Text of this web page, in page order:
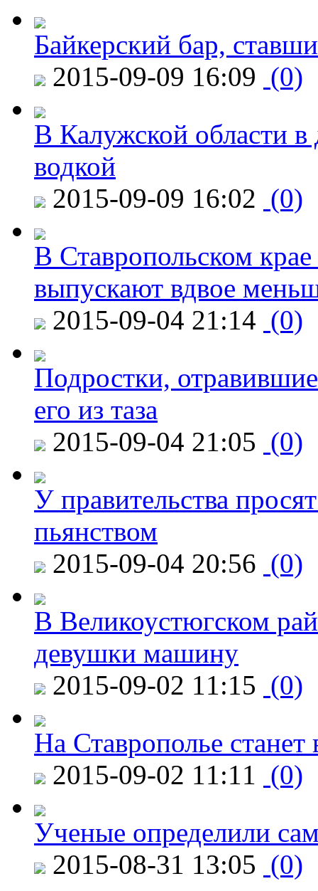
Байкерский бар,
2015-09-09 16:09 (0)
В Калужской области в
водкой
2015-09-09 16:02 (0)
В Ставропольском
выпускают вдвое
2015-09-04 21:14 (0)
Подростки,
его из таза
2015-09-04 21:05 (0)
У правительства
пьянством
2015-09-04 20:56 (0)
В Великоустюгском
девушки машину
2015-09-02 11:15 (0)
На Ставрополье
2015-09-02 11:11 (0)
Ученые определили
2015-08-31 13:05 (0)